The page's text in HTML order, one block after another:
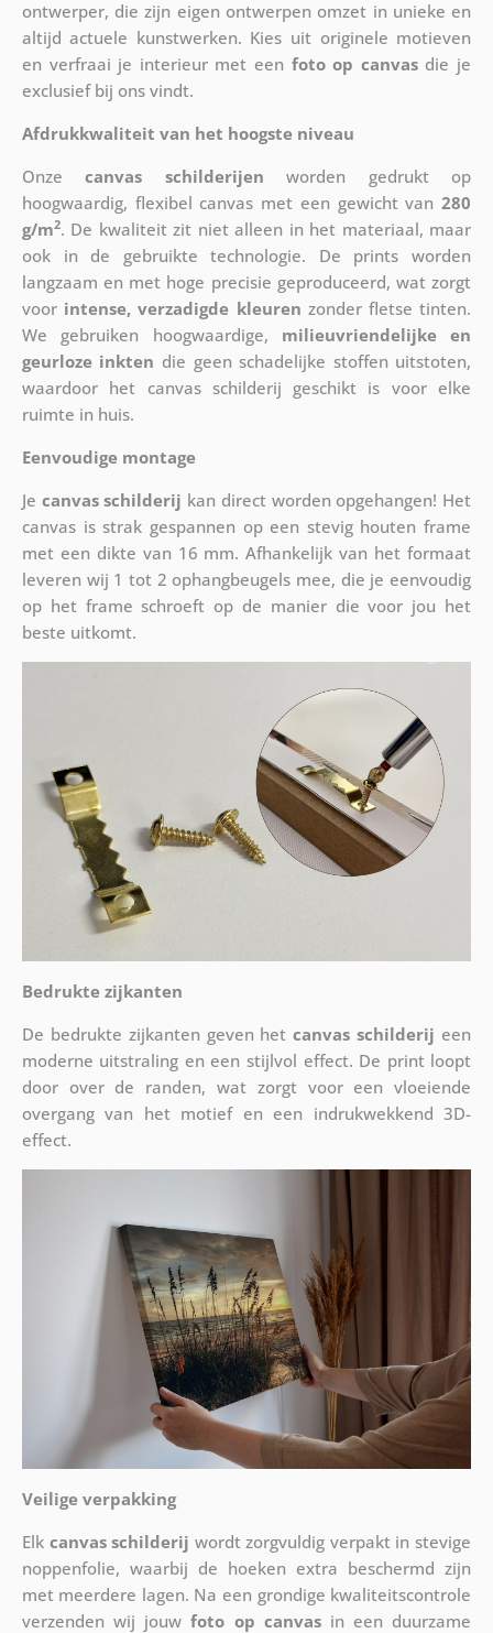
ontwerper, die zijn eigen ontwerpen omzet in unieke en
altijd actuele kunstwerken. Kies uit originele motieven
en verfraai je interieur met een foto op canvasdie je
exclusief bij ons vindt.
Afdrukkwaliteit van het hoogste niveau
Onzecanvas schilderijen worden gedrukt op
hoogwaardig, flexibel canvas met een gewicht van280
g/m2. De kwaliteit zit niet alleen in het materiaal, maar
ook in de gebruikte technologie. De prints worden
langzaam en met hoge precisie geproduceerd, wat zorgt
voor intense, verzadigde kleuren zonder fletse tinten.
We gebruiken hoogwaardige, milieuvriendelijke en
geurloze inkten die geen schadelijke stoffen uitstoten,
waardoor het canvas schilderij geschikt is voor elke
ruimte in huis.
Eenvoudige montage
Je canvas schilderij kan direct worden opgehangen! Het
canvas is strak gespannen op een stevig houten frame
met een dikte van 16 mm. Afhankelijk van het formaat
leveren wij 1 tot 2 ophangbeugels mee, die je eenvoudig
op het frame schroeft op de manier die voor jou het
beste uitkomt.
Bedrukte zijkanten
De bedrukte zijkanten geven hetcanvas schilderij een
moderne uitstraling en een stijlvol effect. De print loopt
door over de randen, wat zorgt voor een vloeiende
overgang van het motief en een indrukwekkend 3D-
effect.
Veilige verpakking
Elk canvas schilderij wordt zorgvuldig verpakt in stevige
noppenfolie, waarbij de hoeken extra beschermd zijn
met meerdere lagen. Na een grondige kwaliteitscontrole
verzenden wij jouwfoto op canvasin een duurzame